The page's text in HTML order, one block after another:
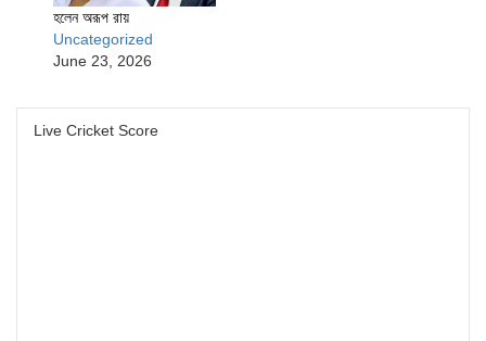
হলেন অরূপ রায়
Uncategorized
June 23, 2026
Live Cricket Score